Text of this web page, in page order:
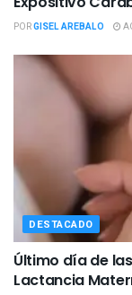
PORGISEL AREBALO
DESTACADO
Último día de
Lactancia